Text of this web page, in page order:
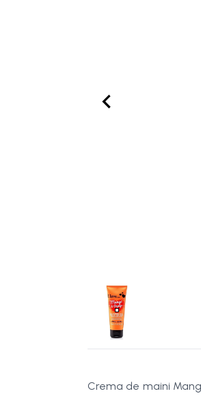
Crema de maini